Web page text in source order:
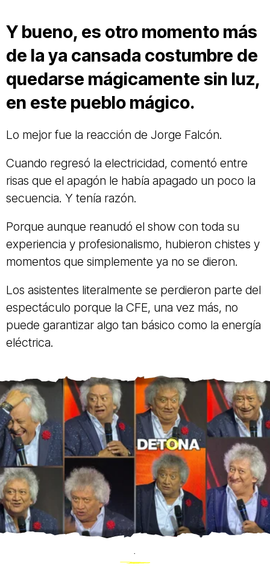
Y bueno, es otro momento más
de la ya cansada costumbre de
quedarse mágicamente sin luz,
en este pueblo mágico.
Lo mejor fue la reacción de Jorge Falcón.
Cuando regresó la electricidad, comentó entre
risas que el apagón le había apagado un poco la
secuencia. Y tenía razón.
Porque aunque reanudó el show con toda su
experiencia y profesionalismo, hubieron chistes y
momentos que simplemente ya no se dieron.
Los asistentes literalmente se perdieron parte del
espectáculo porque la CFE, una vez más, no
puede garantizar algo tan básico como la energía
eléctrica.
.